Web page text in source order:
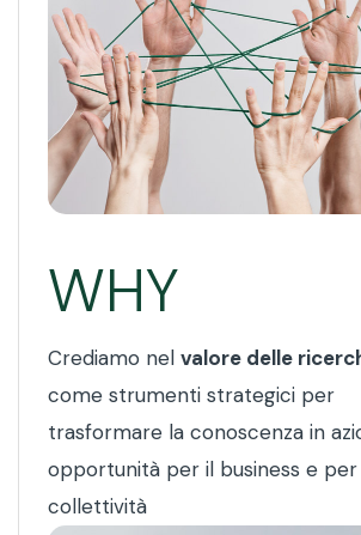
WHY
Crediamo nelvalore delle
come strumenti strategici per
trasformare la conoscenza in
opportunità per il business e per
collettività